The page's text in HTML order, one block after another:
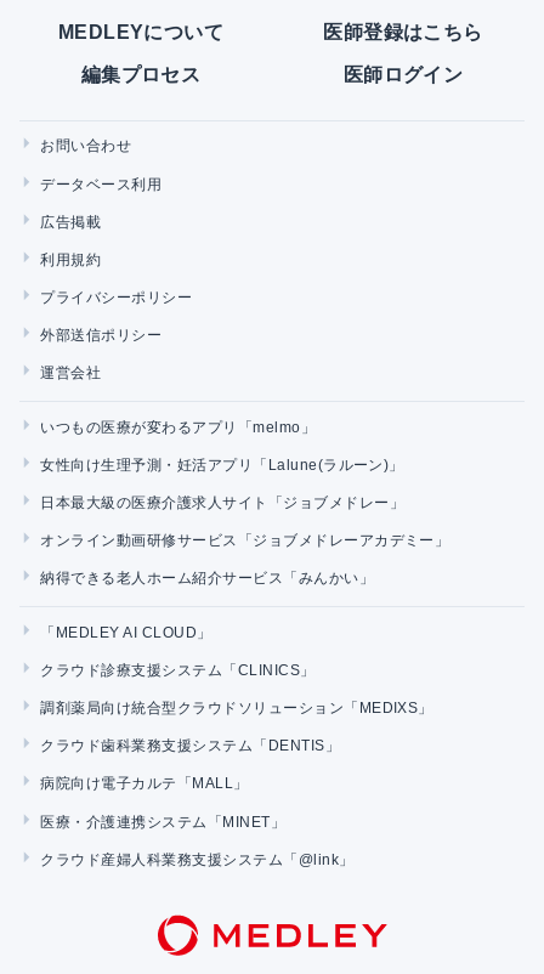
MEDLEYについて 医師登録はこちら
編集プロセス 医師ログイン
お問い合わせ
データベース利用
広告掲載
利用規約
プライバシーポリシー
外部送信ポリシー
運営会社
いつもの医療が変わるアプリ「melmo」
女性向け生理予測・妊活アプリ「Lalune(ラルーン)」
日本最大級の医療介護求人サイト「ジョブメドレー」
オンライン動画研修サービス「ジョブメドレーアカデミー」
納得できる老人ホーム紹介サービス「みんかい」
「MEDLEY AI CLOUD」
クラウド診療支援システム「CLINICS」
調剤薬局向け統合型クラウドソリューション「MEDIXS」
クラウド歯科業務支援システム「DENTIS」
病院向け電子カルテ「MALL」
医療・介護連携システム「MINET」
クラウド産婦人科業務支援システム「@link」